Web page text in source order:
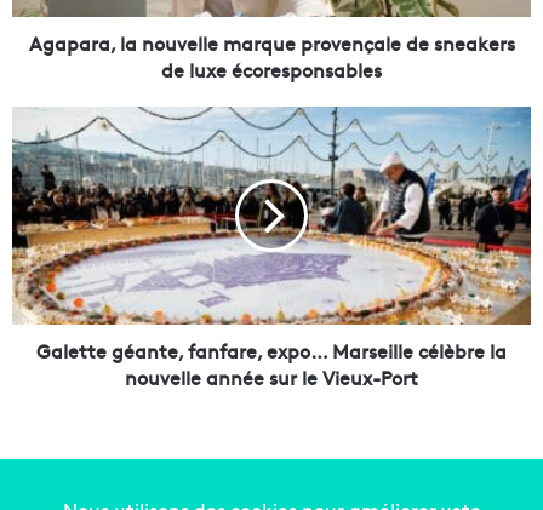
l
v
e
l
l
e
m
a
r
Agapara, la nouvelle marque provençale de sneakers
de luxe écoresponsables
a
l
e
t
t
e
g
é
Galette géante, fanfare, expo… Marseille célèbre la
nouvelle année sur le Vieux-Port